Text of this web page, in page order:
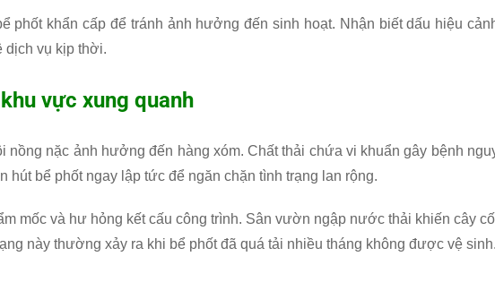
phốt khẩn cấp để tránh ảnh hưởng đến sinh hoạt. Nhận biết dấu hiệu
dịch vụ kịp thời.
vực xung quanh
nồng nặc ảnh hưởng đến hàng xóm. Chất thải chứa vi khuẩn gây bệnh
hút bể phốt ngay lập tức để ngăn chặn tình trạng lan rộng.
mốc và hư hỏng kết cấu công trình. Sân vườn ngập nước thải khiến cây
này thường xảy ra khi bể phốt đã quá tải nhiều tháng không được vệ sinh.